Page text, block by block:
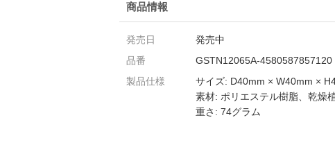
商品情報
発売日
発売中
品番
GSTN12065A-4580587857120
製品仕様
サイズ: D40mm × W40mm ×
素材: ポリエステル樹脂、乾燥
重さ: 74グラム